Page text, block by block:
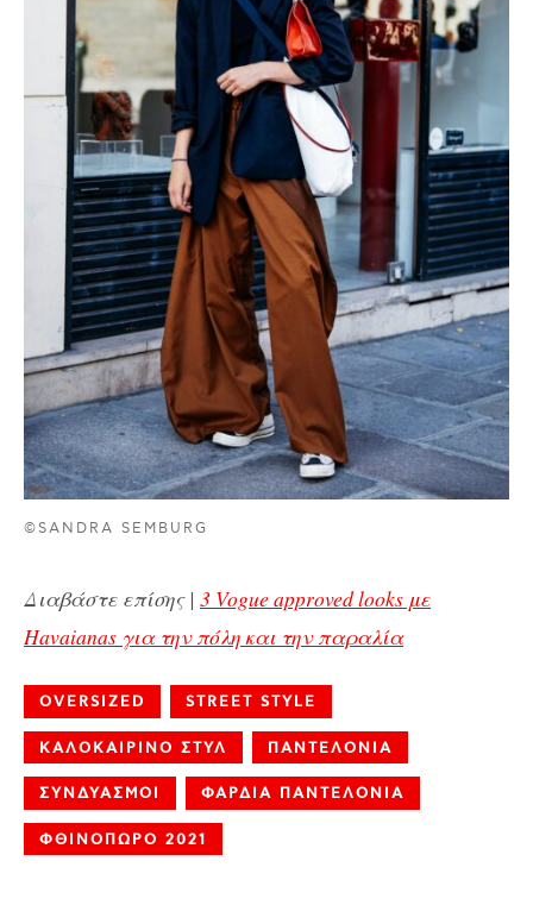
©SANDRA SEMBURG
Διαβάστε επίσης | 3 Vogue approved looks με
Havaianas για την πόλη και την παραλία
OVERSIZED STREET STYLE
ΚΑΛΟΚΑΙΡΙΝΟ ΣΤΥΛ ΠΑΝΤΕΛΟΝΙΑ
ΣΥΝΔΥΑΣΜΟΙ ΦΑΡΔΙΑ ΠΑΝΤΕΛΟΝΙΑ
ΦΘΙΝΟΠΩΡΟ 2021